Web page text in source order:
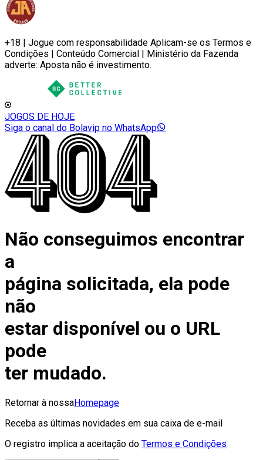
+18 | Jogue com responsabilidade Aplicam-se os Termos e
Condições | Conteúdo Comercial | Ministério da Fazenda
adverte: Aposta não é investimento.
JOGOS DE HOJE
Siga o canal do Bolavip no WhatsApp
Não conseguimos encontrar
a
página solicitada, ela pode
não
estar disponível ou o URL
pode
ter mudado.
Retornar à nossaHomepage
Receba as últimas novidades em sua caixa de e-mail
O registro implica a aceitação do Termos e Condições